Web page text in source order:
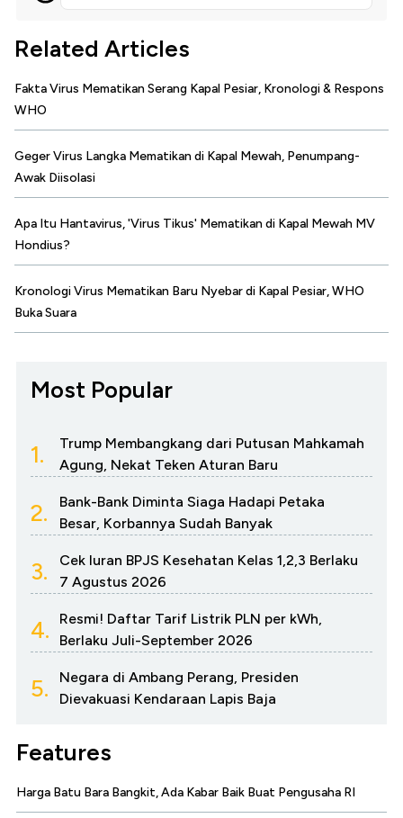
Related Articles
Fakta Virus Mematikan Serang Kapal Pesiar, Kronologi & Respons
WHO
Geger Virus Langka Mematikan di Kapal Mewah, Penumpang-
Awak Diisolasi
Apa Itu Hantavirus, 'Virus Tikus' Mematikan di Kapal Mewah MV
Hondius?
Kronologi Virus Mematikan Baru Nyebar di Kapal Pesiar, WHO
Buka Suara
Most Popular
1.
Trump Membangkang dari Putusan Mahkamah
Agung, Nekat Teken Aturan Baru
2.
Bank-Bank Diminta Siaga Hadapi Petaka
Besar, Korbannya Sudah Banyak
3.
Cek Iuran BPJS Kesehatan Kelas 1,2,3 Berlaku
7 Agustus 2026
4.
Resmi! Daftar Tarif Listrik PLN per kWh,
Berlaku Juli-September 2026
5.
Negara di Ambang Perang, Presiden
Dievakuasi Kendaraan Lapis Baja
Features
Harga Batu Bara Bangkit, Ada Kabar Baik Buat Pengusaha RI